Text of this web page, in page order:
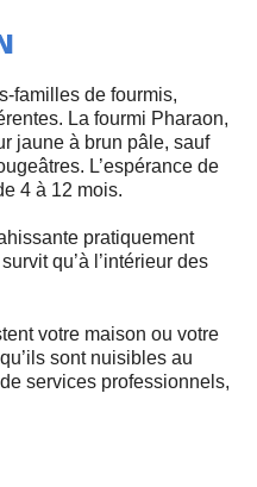
familles de fourmis,
La fourmi Pharaon,
jaune à brun pâle, sauf
L’espérance de
4 à 12 mois.
pratiquement
qu’à l’intérieur des
votre maison ou votre
sont nuisibles au
services professionnels,